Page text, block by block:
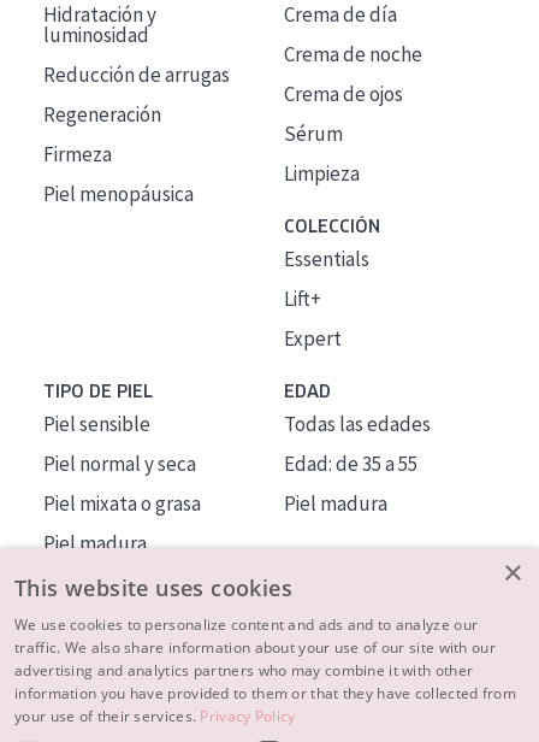
Hidratación y
luminosidad
Reducción de arrugas
Regeneración
Firmeza
Piel menopáusica
Crema de día
Crema de noche
Crema de ojos
Sérum
Limpieza
COLECCIÓN
Essentials
Lift+
Expert
TIPO DE PIEL
Piel sensible
Piel normal y seca
Piel mixata o grasa
Piel madura
Piel expuesta al sol
Piel menopáusica
EDAD
Todas las edades
Edad: de 35 a 55
Piel madura
MÁS SOBRE NOSOTROS
INSPIRACIÓN
×
This website uses cookies
We use cookies to personalize content and ads and to analyze our
traffic. We also share information about your use of our site with our
advertising and analytics partners who may combine it with other
information you have provided to them or that they have collected from
your use of their services. Privacy Policy